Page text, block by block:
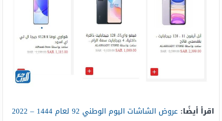
اقرأ أيضًا: عروض الشاشات اليوم الوطني 92 لعام 1444 – 2022